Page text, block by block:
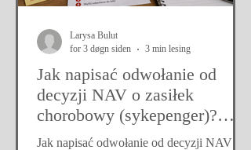
Jak napisać odwołanie od
decyzji NAV o zasiłek
chorobowy (sykepenger)?
Odmowa zasiłku – co zrobić?
Jak napisać odwołanie od decyzji NAV o
Larysa Bulut
for 3 døgn siden
3 min lesing